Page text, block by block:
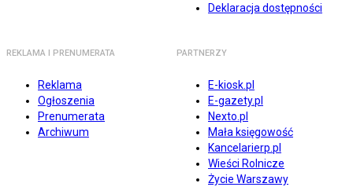
Deklaracja dostępności
REKLAMA I PRENUMERATA
Reklama
Ogłoszenia
Prenumerata
Archiwum
PARTNERZY
E-kiosk.pl
E-gazety.pl
Nexto.pl
Mała księgowość
Kancelarierp.pl
Wieści Rolnicze
Życie Warszawy